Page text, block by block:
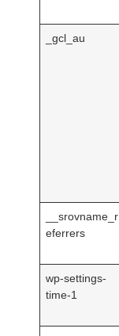
_gcl_au
__srovname_r
eferrers
wp-settings-
time-1